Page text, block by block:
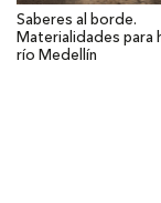
Saberes al borde.
Materialidades para
río Medellín